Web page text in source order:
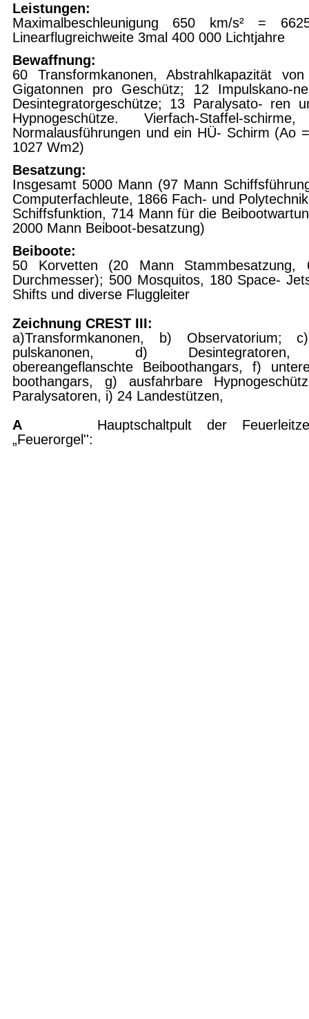
Leistungen:
Maximalbeschleunigung 650 km/s² =
Linearflugreichweite 3mal 400 000 Lichtjahre
Bewaffnung:
60 Transformkanonen, Abstrahlkapazität
Gigatonnen pro Geschütz; 12 Impulskano-
Desintegratorgeschütze; 13 Paralysato- ren
Hypnogeschütze. Vierfach-Staffel-
Normalausführungen und ein HÜ- Schirm (Ao
1027 Wm2)
Besatzung:
Insgesamt 5000 Mann (97 Mann
Computerfachleute, 1866 Fach- und
Schiffsfunktion, 714 Mann für die
2000 Mann Beiboot-besatzung)
Beiboote:
50 Korvetten (20 Mann Stammbesatzung,
Durchmesser); 500 Mosquitos, 180 Space-
Shifts und diverse Fluggleiter
Zeichnung CREST III:
a)Transformkanonen, b) Observatorium;
pulskanonen, d)
obereangeflanschte Beiboothangars, f)
boothangars, g) ausfahrbare
Paralysatoren, i) 24 Landestützen,
A Hauptschaltpult der
„Feuerorgel'':